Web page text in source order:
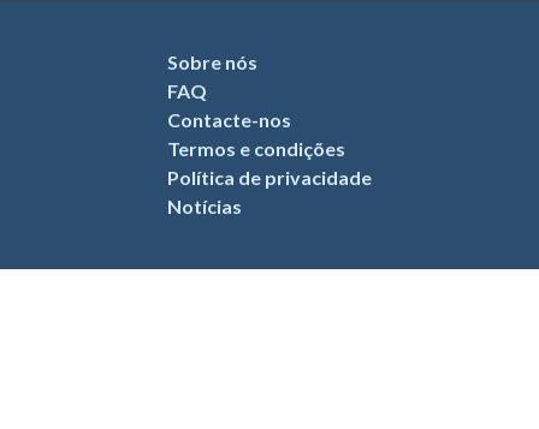
Sobre nós
FAQ
Contacte-nos
Termos e condições
Política de privacidade
Notícias